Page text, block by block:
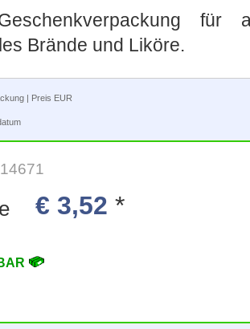
für
Brände und Liköre.
| Preis EUR
€ 3,52 *